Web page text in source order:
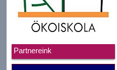
Partnereink